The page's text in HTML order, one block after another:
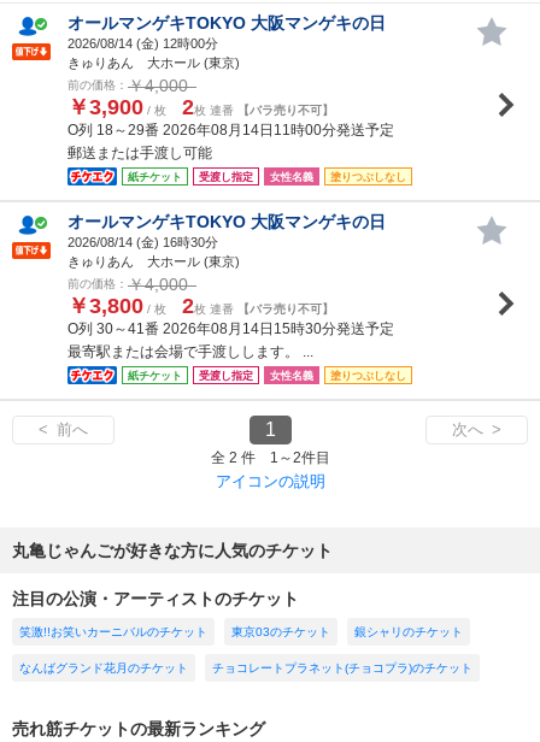
オールマンゲキTOKYO 大阪マンゲキの日
2026/08/14 (金) 12時00分
きゅりあん 大ホール (東京)
前の価格： ￥4,000
￥3,900 / 枚 2枚 連番 【バラ売り不可】
O列 18～29番 2026年08月14日11時00分発送予定
郵送または手渡し可能
紙チケット 受渡し指定 女性名義 塗りつぶしなし
オールマンゲキTOKYO 大阪マンゲキの日
2026/08/14 (金) 16時30分
きゅりあん 大ホール (東京)
前の価格： ￥4,000
￥3,800 / 枚 2枚 連番 【バラ売り不可】
O列 30～41番 2026年08月14日15時30分発送予定
最寄駅または会場で手渡しします。 ...
紙チケット 受渡し指定 女性名義 塗りつぶしなし
< 前へ 1 次へ >
全 2 件 1～2件目
アイコンの説明
丸亀じゃんごが好きな方に人気のチケット
注目の公演・アーティストのチケット
笑激!!お笑いカーニバルのチケット 東京03のチケット 銀シャリのチケット
なんばグランド花月のチケット チョコレートプラネット(チョコプラ)のチケット
売れ筋チケットの最新ランキング